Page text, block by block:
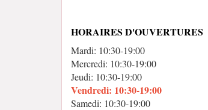
HORAIRES D'OUVERTURES
Mardi: 10:30-19:00
Mercredi: 10:30-19:00
Jeudi: 10:30-19:00
Vendredi: 10:30-19:00
Samedi: 10:30-19:00